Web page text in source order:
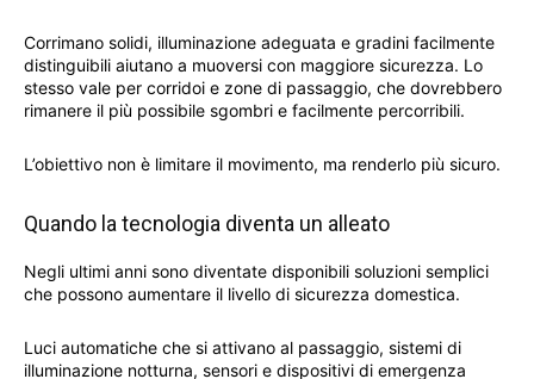
Corrimano solidi, illuminazione adeguata e gradini facilmente
distinguibili aiutano a muoversi con maggiore sicurezza. Lo
stesso vale per corridoi e zone di passaggio, che dovrebbero
rimanere il più possibile sgombri e facilmente percorribili.
L’obiettivo non è limitare il movimento, ma renderlo più sicuro.
Quando la tecnologia diventa un alleato
Negli ultimi anni sono diventate disponibili soluzioni semplici
che possono aumentare il livello di sicurezza domestica.
Luci automatiche che si attivano al passaggio, sistemi di
illuminazione notturna, sensori e dispositivi di emergenza